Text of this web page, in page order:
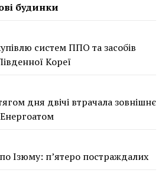
будинки
систем ППО та засобів
Кореї
дня двічі втрачала зовнішнє
Ізюму: п’ятеро постраждалих